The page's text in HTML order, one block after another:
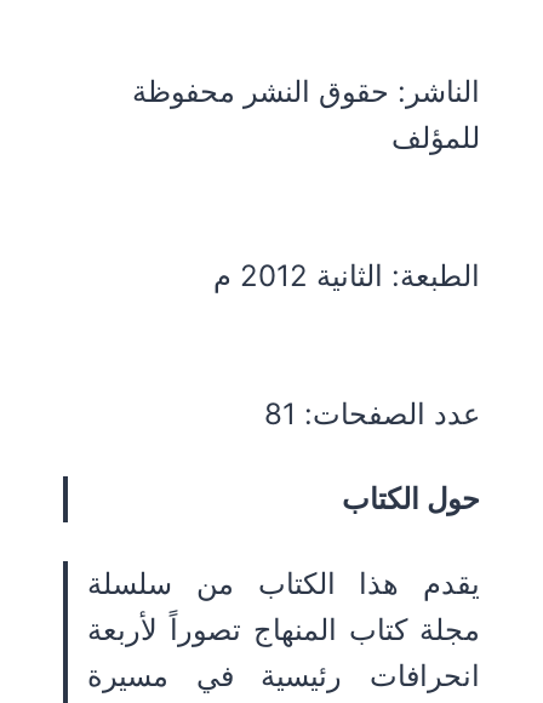
الناشر: حقوق النشر محفوظة
للمؤلف
الطبعة: الثانية 2012 م
عدد الصفحات: 81
حول الكتاب
يقدم هذا الكتاب من سلسلة
مجلة كتاب المنهاج تصوراً لأربعة
انحرافات رئيسية في مسيرة